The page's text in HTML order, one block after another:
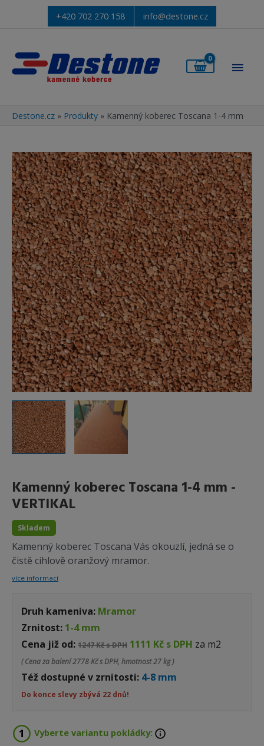
+420 702 270 158 info@destone.cz
Destone.cz » Produkty » Kamenný koberec Toscana 1-4 mm
Kamenný koberec Toscana 1-4 mm -
VERTIKAL
Skladem
Kamenný koberec Toscana Vás okouzlí, jedná se o
čistě cihlově oranžový mramor.
více informací
Druh kameniva: Mramor
Zrnitost: 1-4 mm
Cena již od: 1247 Kč s DPH 1111 Kč s DPH za m2
( Cena za balení2778 Kč s DPH, hmotnost 27 kg )
Též dostupné v zrnitosti: 4-8 mm
Do konce slevy zbývá 22 dnů!
Vyberte variantu pokládky: